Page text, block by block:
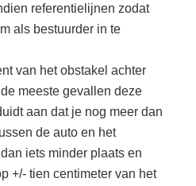
referentielijnen zodat
als bestuurder in te
van het obstakel achter
meeste gevallen deze
aan dat je nog meer dan
de auto en het
iets minder plaats en
+/- tien centimeter van het